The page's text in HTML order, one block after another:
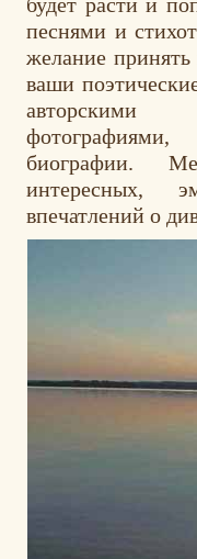
будет расти и
песнями и
желание принять
ваши
авторскими
биографии.
интересных,
впечатлений о